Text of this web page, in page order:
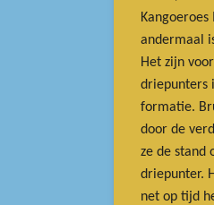
andermaal
Het zijn
driepunters
formatie.
door de
ze de stand
driepunter.
net op tijd